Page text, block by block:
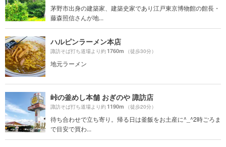
茅野市出身の建築家、建築史家であり江戸東京博物館の館長・
藤森照信さんが地...
ハルピンラーメン本店
諏訪そば打ち道場より約1760m （徒歩30分）
地元ラーメン
峠の釜めし本舗 おぎのや 諏訪店
諏訪そば打ち道場より約1190m （徒歩20分）
待ち合わせで立ち寄り。帰る日は釜飯をお土産に^_^2時ごろま
で目安で買わ...